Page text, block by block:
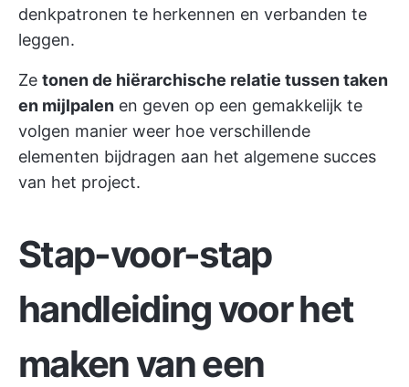
denkpatronen te herkennen en verbanden te
leggen.
Ze tonen de hiërarchische relatie tussen taken
en mijlpalen en geven op een gemakkelijk te
volgen manier weer hoe verschillende
elementen bijdragen aan het algemene succes
van het project.
Stap-voor-stap
handleiding voor het
maken van een